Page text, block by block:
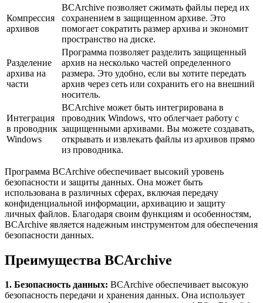
Компрессия
архивов
BCArchive позволяет сжимать файлы перед их
сохранением в защищенном архиве. Это
помогает сократить размер архива и экономит
пространство на диске.
Разделение
архива на
части
Программа позволяет разделить защищенный
архив на несколько частей определенного
размера. Это удобно, если вы хотите передать
архив через сеть или сохранить его на внешний
носитель.
Интеграция
в проводник
Windows
BCArchive может быть интегрирована в
проводник Windows, что облегчает работу с
защищенными архивами. Вы можете создавать,
открывать и извлекать файлы из архивов прямо
из проводника.
Программа BCArchive обеспечивает высокий уровень
безопасности и защиты данных. Она может быть
использована в различных сферах, включая передачу
конфиденциальной информации, архивацию и защиту
личных файлов. Благодаря своим функциям и особенностям,
BCArchive является надежным инструментом для обеспечения
безопасности данных.
Преимущества BCArchive
1. Безопасность данных: BCArchive обеспечивает высокую
безопасность передачи и хранения данных. Она использует